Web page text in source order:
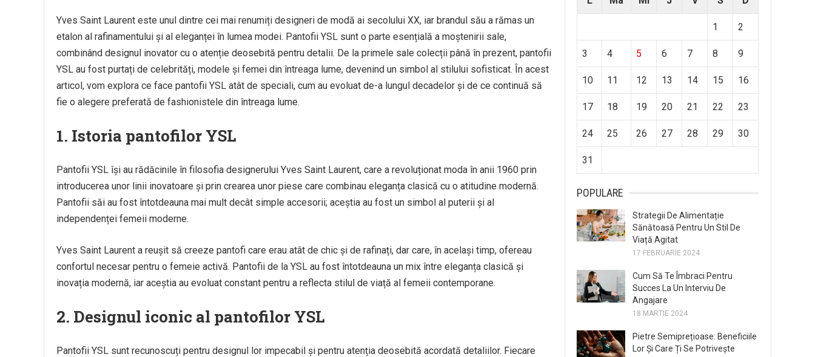
Yves Saint Laurent este unul dintre cei mai renumiți designeri de modă ai secolului XX, iar brandul său a rămas un
etalon al rafinamentului și al eleganței în lumea modei. Pantofii YSL sunt o parte esențială a moștenirii sale,
combinând designul inovator cu o atenție deosebită pentru detalii. De la primele sale colecții până în prezent, pantofii
YSL au fost purtați de celebrități, modele și femei din întreaga lume, devenind un simbol al stilului sofisticat. În acest
articol, vom explora ce face pantofii YSL atât de speciali, cum au evoluat de-a lungul decadelor și de ce continuă să
fie o alegere preferată de fashionistele din întreaga lume.
1. Istoria pantofilor YSL
Pantofii YSL își au rădăcinile în filosofia designerului Yves Saint Laurent, care a revoluționat moda în anii 1960 prin
introducerea unor linii inovatoare și prin crearea unor piese care combinau eleganța clasică cu o atitudine modernă.
Pantofii săi au fost întotdeauna mai mult decât simple accesorii; aceștia au fost un simbol al puterii și al
independenței femeii moderne.
Yves Saint Laurent a reușit să creeze pantofi care erau atât de chic și de rafinați, dar care, în același timp, ofereau
confortul necesar pentru o femeie activă. Pantofii de la YSL au fost întotdeauna un mix între eleganța clasică și
inovația modernă, iar aceștia au evoluat constant pentru a reflecta stilul de viață al femeii contemporane.
2. Designul iconic al pantofilor YSL
Pantofii YSL sunt recunoscuți pentru designul lor impecabil și pentru atenția deosebită acordată detaliilor. Fiecare
1 2
3 4 5 6 7 8 9
10 11 12 13 14 15 16
17 18 19 20 21 22 23
24 25 26 27 28 29 30
31
POPULARE
Strategii De Alimentație
Sănătoasă Pentru Un Stil De
Viață Agitat
17 FEBRUARIE 2024
Cum Să Te Îmbraci Pentru
Succes La Un Interviu De
Angajare
18 MARTIE 2024
Pietre Semiprețioase: Beneficiile
Lor Și Care Ți Se Potrivește